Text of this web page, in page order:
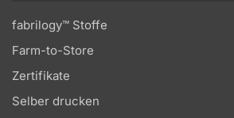
fabrilogy™ Stoffe
Farm-to-Store
Zertifikate
Selber drucken